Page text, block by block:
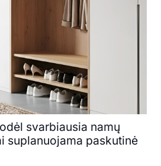
svarbiausia namų
suplanuojama paskutinė